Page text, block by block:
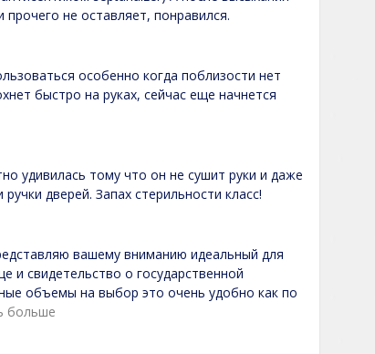
прочего не оставляет, понравился.
особенно когда поблизости нет
быстро на руках, сейчас еще начнется
удивилась тому что он не сушит руки и даже
дверей. Запах стерильности класс!
вашему вниманию идеальный для
и свидетельство о государственной
объемы на выбор это очень удобно как по
больше